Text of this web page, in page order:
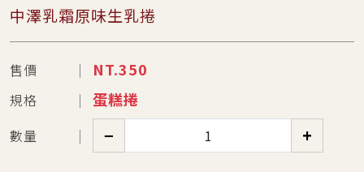
中澤乳霜原味生乳捲
售價 NT.350
規格 蛋糕捲
數量 − +